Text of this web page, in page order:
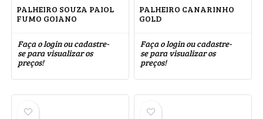
PALHEIRO SOUZA PAIOL
FUMO GOIANO
Faça o login ou cadastre-
se para visualizar os
preços!
PALHEIRO CANARINHO
GOLD
Faça o login ou cadastre-
se para visualizar os
preços!